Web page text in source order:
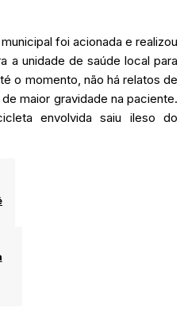
foi acionada e realizou
a unidade de saúde local para
o momento, não há relatos de
maior gravidade na paciente.
envolvida saiu ileso do